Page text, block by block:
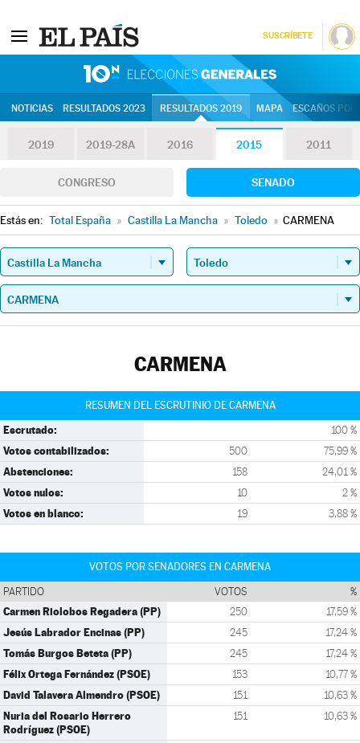
SUSCRÍBETE
NOTICIAS RESULTADOS 2023 RESULTADOS 2019 MAPA ESCAÑOS
2019 2019-28A 2016 2015 2011
CONGRESO SENADO
Estás en: Total España » Castilla La Mancha » Toledo » CARMENA
CARMENA
RESUMEN DEL ESCRUTINIO DE CARMENA
Escrutado: 100 %
Votos contabilizados: 500 75,99 %
Abstenciones: 158 24,01 %
Votos nulos: 10 2 %
Votos en blanco: 19 3,88 %
VOTOS POR SENADORES EN CARMENA
PARTIDO VOTOS %
Carmen Riolobos Regadera (PP) 250 17,59 %
Jesús Labrador Encinas (PP) 245 17,24 %
Tomás Burgos Beteta (PP) 245 17,24 %
Félix Ortega Fernández (PSOE) 153 10,77 %
David Talavera Almendro (PSOE) 151 10,63 %
Nuria del Rosario Herrero
Rodríguez (PSOE)
151 10,63 %